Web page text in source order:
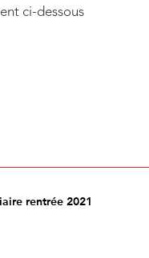
ci-dessous
rentrée 2021